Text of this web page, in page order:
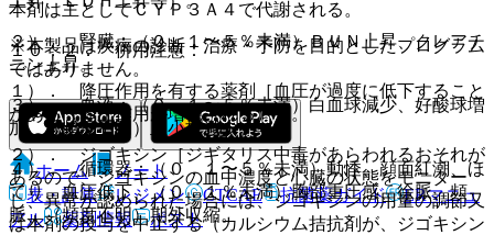
本剤は主としてＣＹＰ３Ａ４で代謝される。
１０．２． 併用注意：
１）． 降圧作用を有する薬剤［血圧が過度に低下すること
がある（降圧作用が増強される）］。
２）． ジゴキシン［ジギタリス中毒があらわれるおそれが
あるので、ジゴキシンの血中濃度と心臓の状態をモニター
し、異常が認められた場合には、ジゴキシンの用量の調節又
は本剤の投与を中止する（カルシウム拮抗剤が、ジゴキシン
２）． 腎臓：（０．１〜５％未満）ＢＵＮ上昇、クレアチ
ニン上昇。
３）． 血液：（０．１〜５％未満）白血球減少、好酸球増
加、（頻度不明）血小板減少。
４）． 循環器：（０．１〜５％未満）動悸、顔面紅潮、ほ
てり、血圧低下、（０．１％未満）胸部重圧感、徐脈、頻
脈、（頻度不明）期外収縮。
※本製品は疾病の診断・治療・予防を目的としたプログラム
ではありません。
ホーム
ノート
表・計算
レジメン CTCAE 抗菌薬ガイド
ERマニュ
アル
薬剤情報 ポスト